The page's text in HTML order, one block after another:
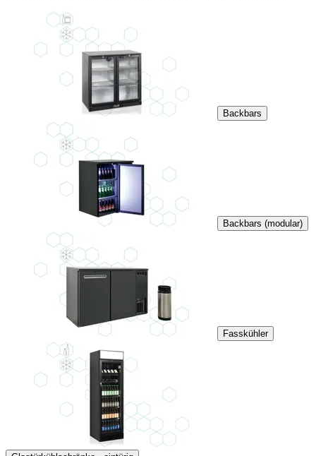
Backbars
Backbars (modular)
Fasskühler